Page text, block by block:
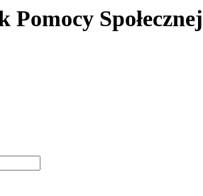
Pomocy